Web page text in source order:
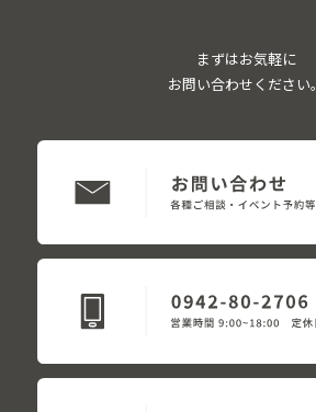
まずはお気軽に
お問い合わせください。